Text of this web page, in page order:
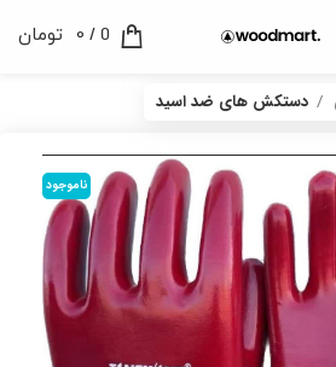
0
/
0 تومان
دستکش های ضد اسید
ناموجود